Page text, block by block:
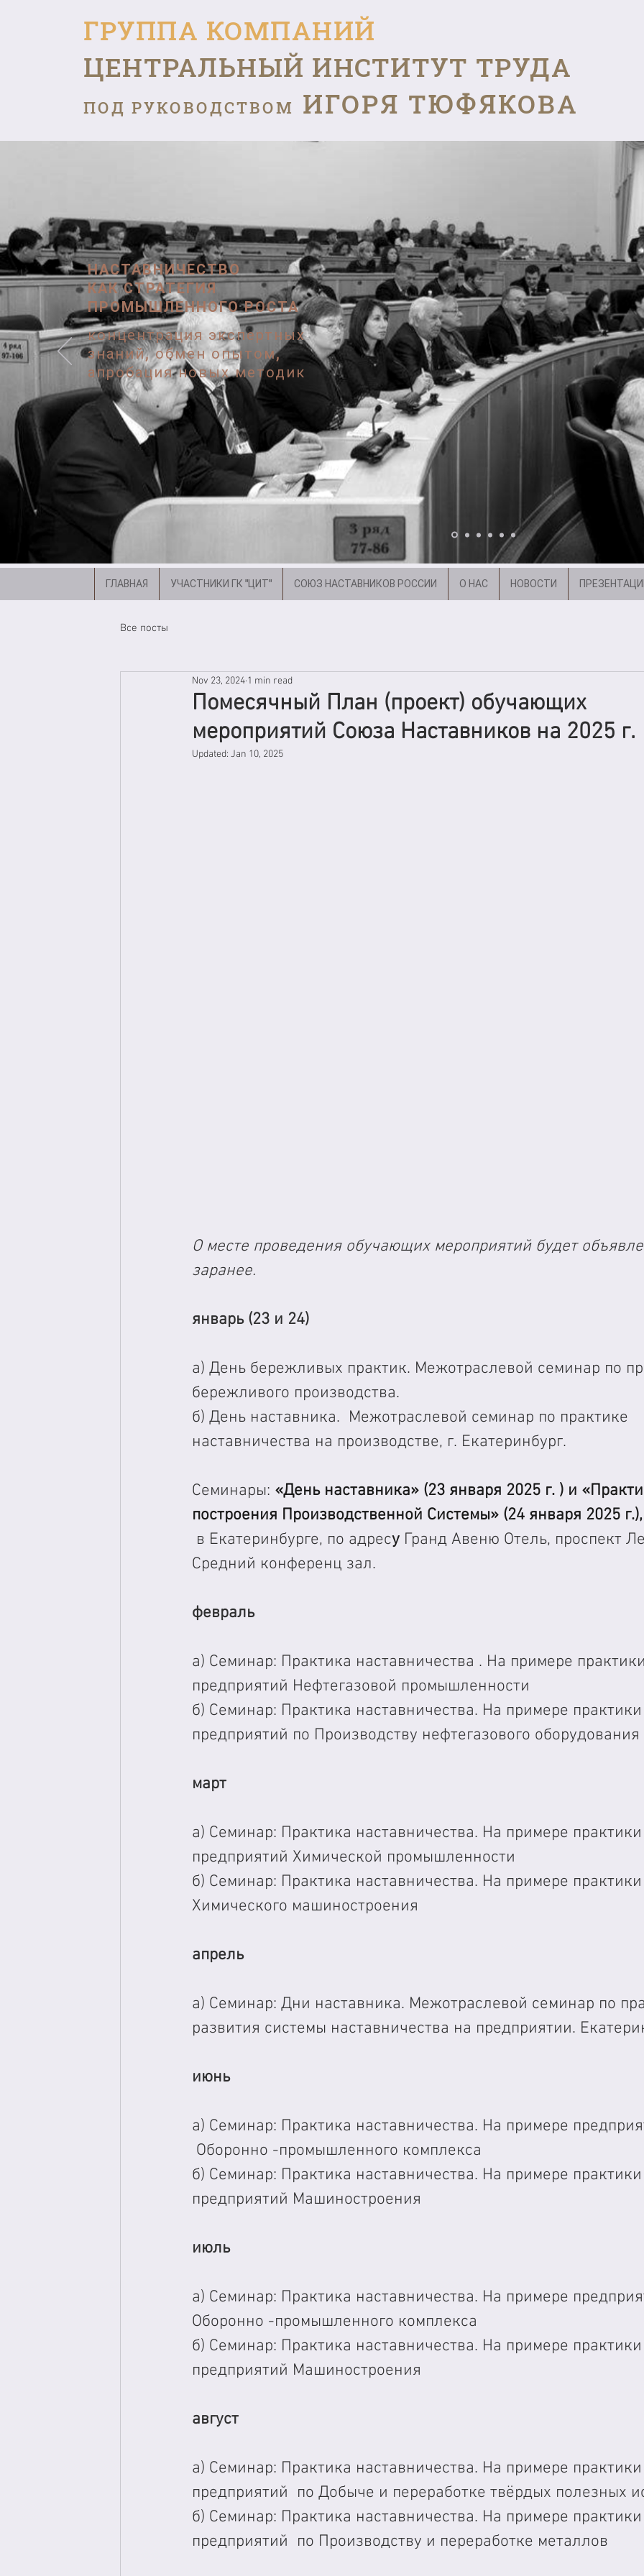
ГРУППА КОМПАНИЙ
ЦЕНТРАЛЬНЫЙ ИНСТИТУТ ТРУДА
ПОД РУКОВОДСТВОМ ИГОРЯ ТЮФЯКОВА
Все посты
Помесячный План (проект) обучающих
мероприятий Союза Наставников на 2025 г.
Nov 23, 2024 1 min read
Updated: Jan 10, 2025
О месте проведения обучающих мероприятий будет
заранее.
январь (23 и 24)
а) День бережливых практик. Межотраслевой семинар по
бережливого производства.
б) День наставника.  Межотраслевой семинар по практике
наставничества на производстве, г. Екатеринбург.
Семинары: «День наставника» (23 января 2025 г. ) и
построения Производственной Системы» (24 января 2025
в Екатеринбурге, по адресу Гранд Авеню Отель, проспект
Средний конференц зал.
февраль
а) Семинар: Практика наставничества . На примере
предприятий Нефтегазовой промышленности
б) Семинар: Практика наставничества. На примере
предприятий по Производству нефтегазового оборудования
март
а) Семинар: Практика наставничества. На примере
предприятий Химической промышленности
б) Семинар: Практика наставничества. На примере
Химического машиностроения
апрель
а) Семинар: Дни наставника. Межотраслевой семинар по
развития системы наставничества на предприятии.
июнь
а) Семинар: Практика наставничества. На примере
Оборонно -промышленного комплекса
б) Семинар: Практика наставничества. На примере
предприятий Машиностроения
июль
а) Семинар: Практика наставничества. На примере
Оборонно -промышленного комплекса
б) Семинар: Практика наставничества. На примере
предприятий Машиностроения
август
а) Семинар: Практика наставничества. На примере
предприятий  по Добыче и переработке твёрдых полезных
б) Семинар: Практика наставничества. На примере
предприятий  по Производству и переработке металлов
ГЛАВНАЯ УЧАСТНИКИ ГК "ЦИТ" СОЮЗ НАСТАВНИКОВ РОССИИ О НАС НОВОСТИ
НАСТАВНИЧЕСТВО
КАК СТРАТЕГИЯ
ПРОМЫШЛЕННОГО РОСТА
концентрация экспертных
знаний, обмен опытом,
апробация новых методик